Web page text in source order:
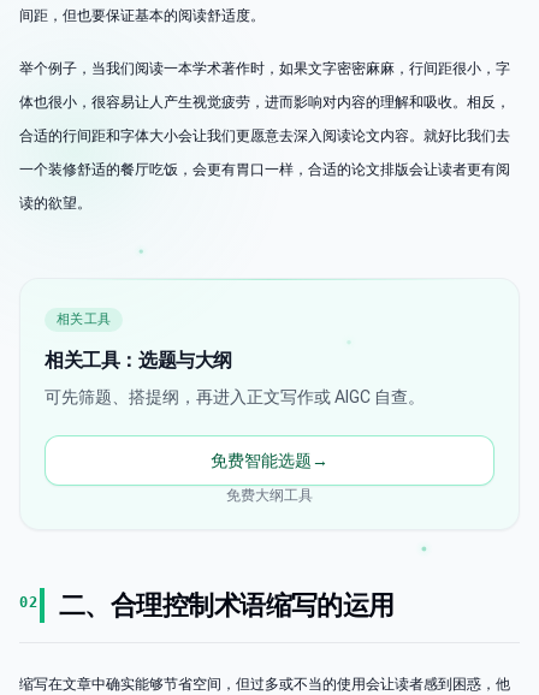
间距，但也要保证基本的阅读舒适度。
举个例子，当我们阅读一本学术著作时，如果文字密密麻麻，行间距很小，字
体也很小，很容易让人产生视觉疲劳，进而影响对内容的理解和吸收。相反，
合适的行间距和字体大小会让我们更愿意去深入阅读论文内容。就好比我们去
一个装修舒适的餐厅吃饭，会更有胃口一样，合适的论文排版会让读者更有阅
读的欲望。
相关工具
相关工具：选题与大纲
可先筛题、搭提纲，再进入正文写作或 AIGC 自查。
免费智能选题→
免费大纲工具
02 二、合理控制术语缩写的运用
缩写在文章中确实能够节省空间，但过多或不当的使用会让读者感到困惑，他